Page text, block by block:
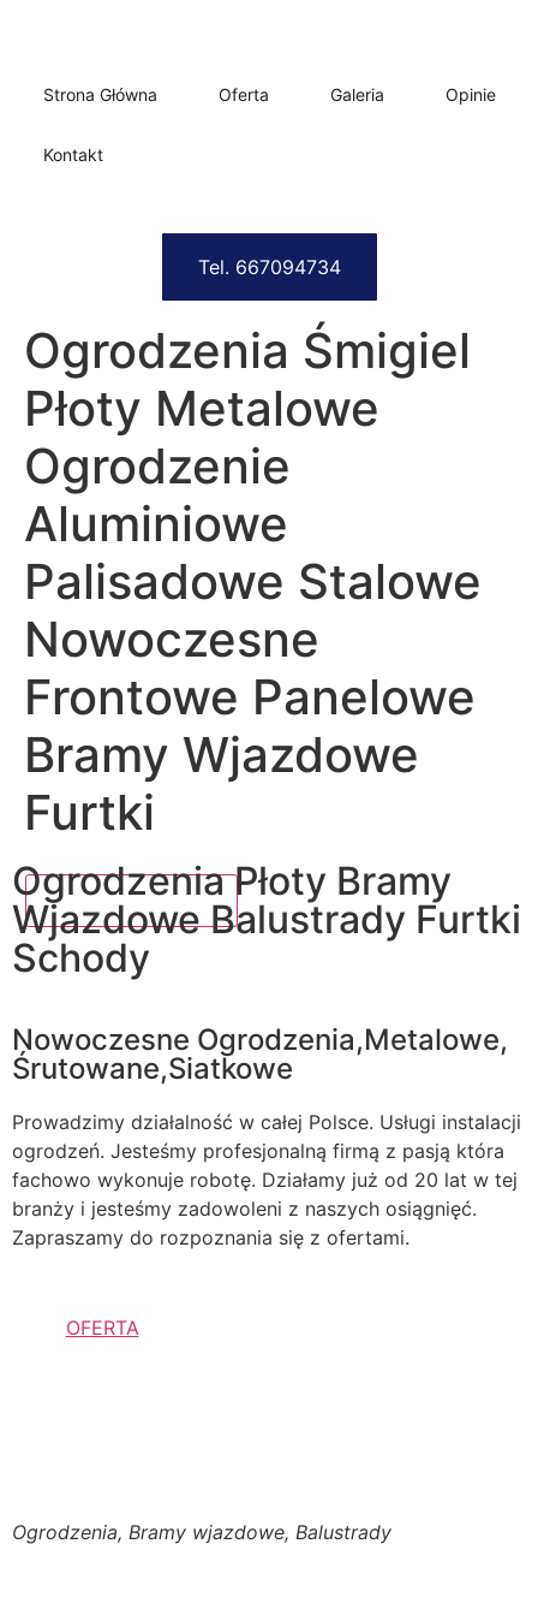
Strona Główna Oferta Galeria Opinie
Kontakt
Tel. 667094734
Ogrodzenia Śmigiel
Płoty Metalowe
Ogrodzenie
Aluminiowe
Palisadowe Stalowe
Nowoczesne
Frontowe Panelowe
Bramy Wjazdowe
Furtki
Ogrodzenia Płoty Bramy
Wjazdowe Balustrady Furtki
Schody
Nowoczesne Ogrodzenia,Metalowe,
Śrutowane,Siatkowe
Prowadzimy działalność w całej Polsce. Usługi instalacji
ogrodzeń. Jesteśmy profesjonalną firmą z pasją która
fachowo wykonuje robotę. Działamy już od 20 lat w tej
branży i jesteśmy zadowoleni z naszych osiągnięć.
Zapraszamy do rozpoznania się z ofertami.
OFERTA
Ogrodzenia, Bramy wjazdowe, Balustrady